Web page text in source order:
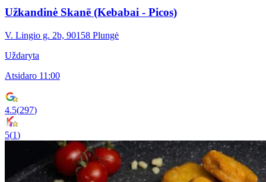
Užkandinė Skanē (Kebabai - Picos)
V. Lingio g. 2b, 90158 Plungė
Uždaryta
Atsidaro 11:00
4.5(297)
5(1)